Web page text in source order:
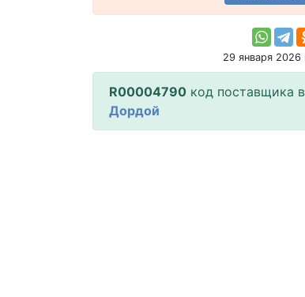
29 января
R00004790 код поставщика в
Дордой